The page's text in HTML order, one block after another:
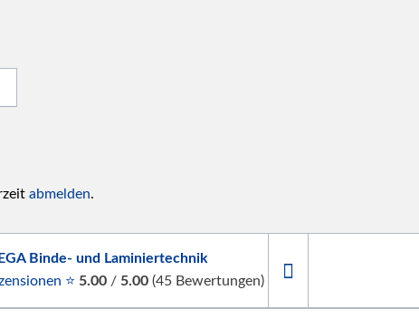
abmelden.
Binde- und Laminiertechnik
⭐ 5.00/ 5.00(45Bewertungen)